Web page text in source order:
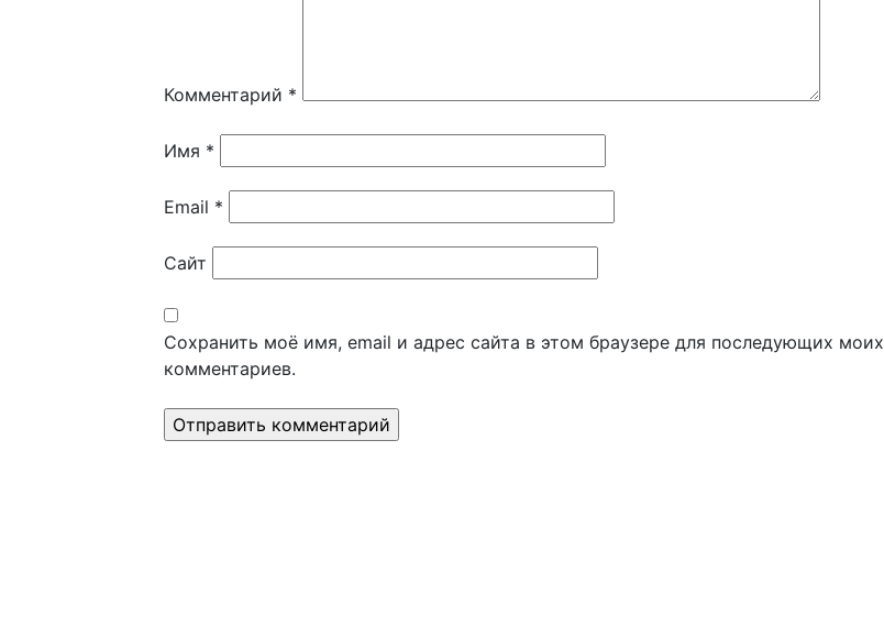
Комментарий *
Имя *
Email *
Сайт
Сохранить моё имя, email и адрес сайта в этом браузере для последующих моих
комментариев.